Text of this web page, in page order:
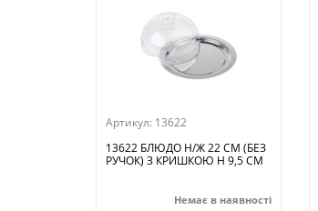
Артикул: 13622
13622 БЛЮДО Н/Ж 22 СМ (БЕЗ
РУЧОК) З КРИШКОЮ H 9,5 СМ
Немає в наявності